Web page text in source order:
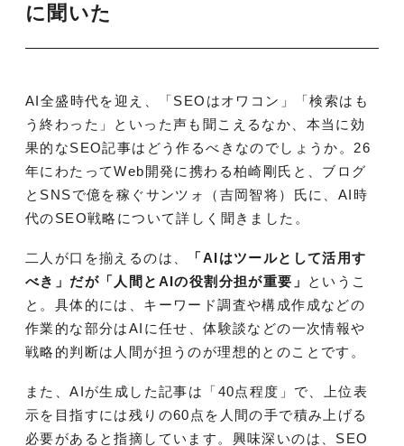
に聞いた
AI全盛時代を迎え、「SEOはオワコン」「検索はも
う終わった」といった声も聞こえるなか、本当に効
果的なSEO記事はどう作るべきなのでしょうか。26
年にわたってWeb開発に携わる柏崎剛氏と、ブログ
とSNSで億を稼ぐサンツォ（吉岡智将）氏に、AI時
代のSEO戦略について詳しく聞きました。
二人が口を揃えるのは、
「AIはツールとして活用す
べき」だが「人間とAIの役割分担が重要」
というこ
と。具体的には、キーワード調査や構成作成などの
作業的な部分はAIに任せ、体験談などの一次情報や
戦略的判断は人間が担うのが理想的とのことです。
また、AIが生成した記事は「40点程度」で、上位表
示を目指すには残りの60点を人間の手で積み上げる
必要があると指摘しています。興味深いのは、SEO